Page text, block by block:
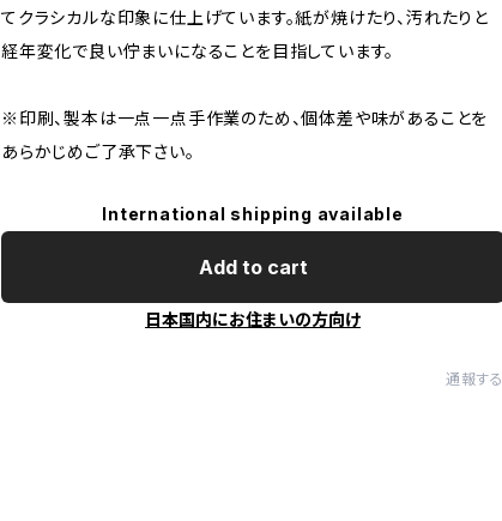
てクラシカルな印象に仕上げています。紙が焼けたり、汚れたりと
経年変化で良い佇まいになることを目指しています。
※印刷、製本は一点一点手作業のため、個体差や味があることを
あらかじめご了承下さい。
International shipping available
Add to cart
日本国内にお住まいの方向け
通報する